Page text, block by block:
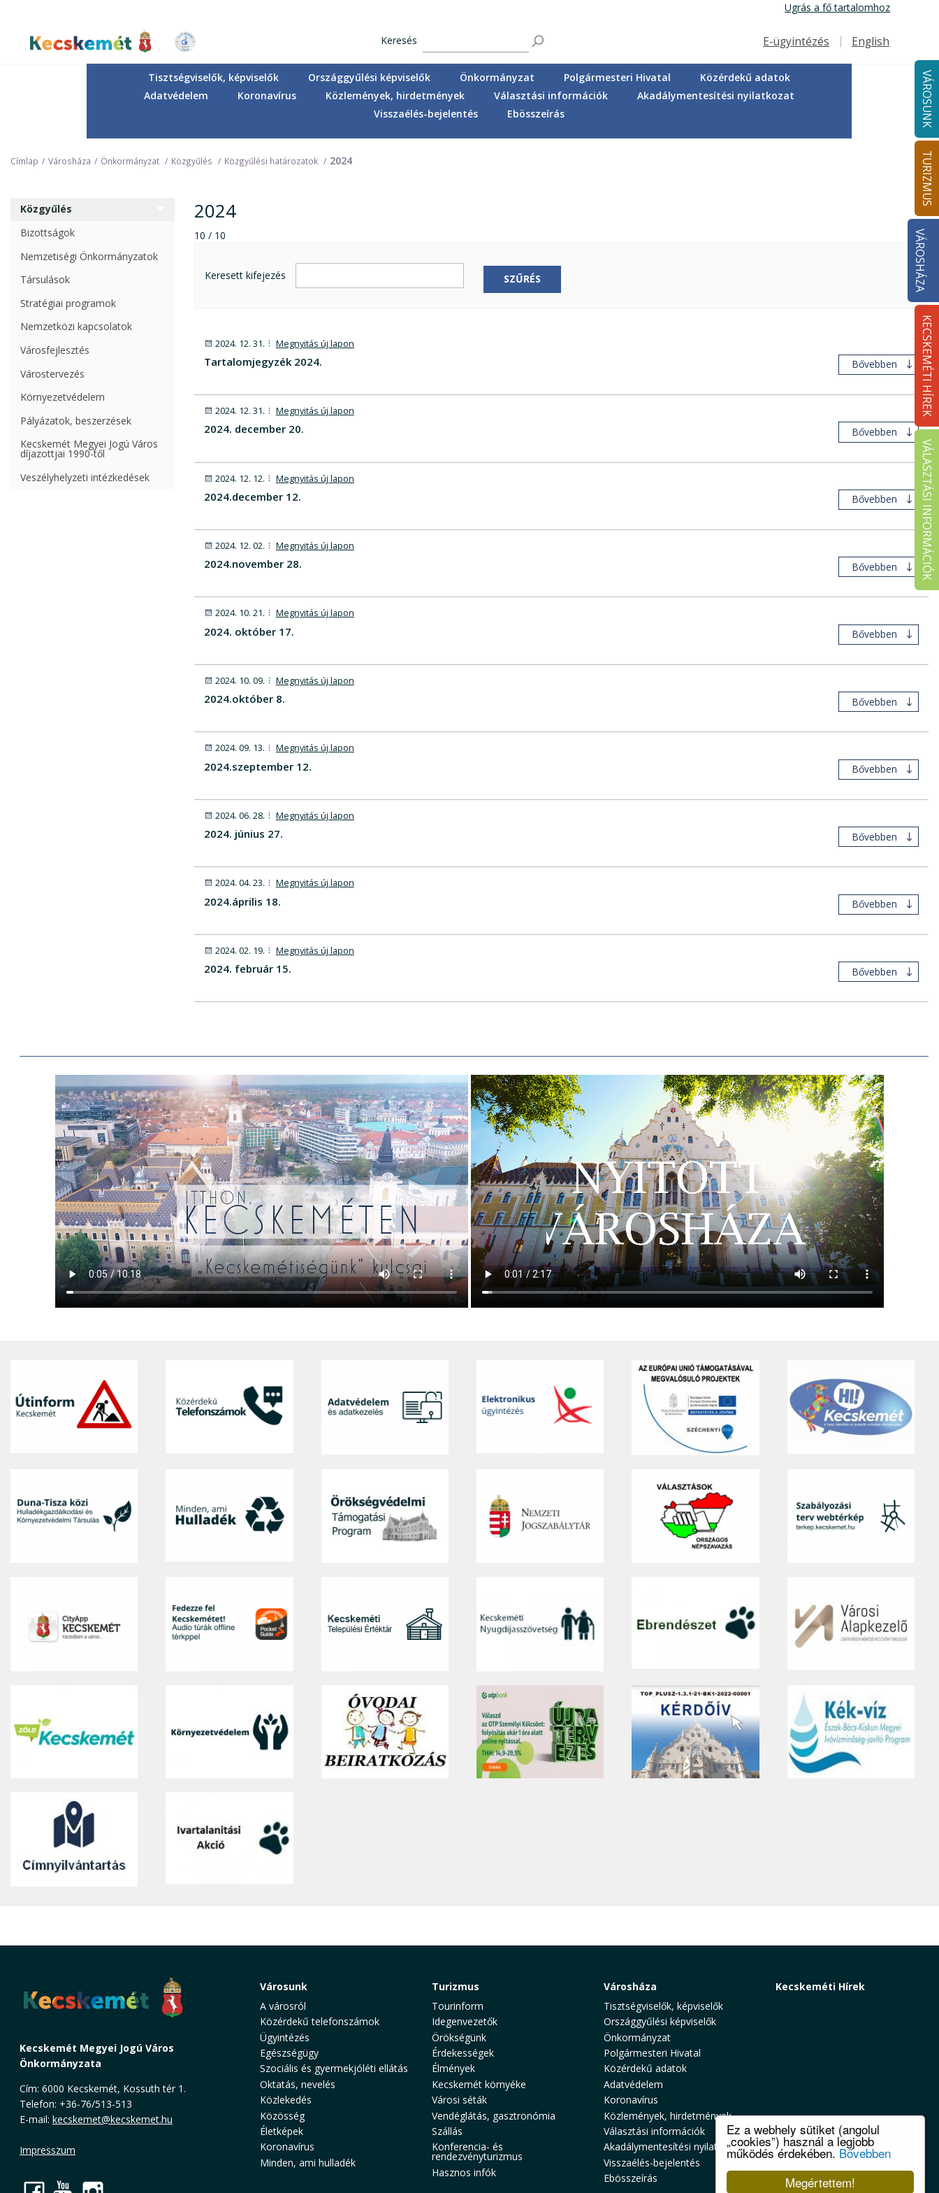
Megértettem!
Ez a webhely sütiket (angolul
„cookies”) használ a legjobb
működés érdekében. Bővebben
tartalomra
Ugrás a fő tartalomhoz
Kecskemét Város Honlapja
Keresés
Felső navigáció
E-ügyintézés English
VÁROSUNK
TURIZMUS
VÁROSHÁZA
KECSKEMÉTI HÍREK
VÁLASZTÁSI INFORMÁCIÓK
Tisztségviselők, képviselők Országgyűlési képviselők Önkormányzat Polgármesteri Hivatal
Közérdekű adatok
Adatvédelem
Koronavírus Közlemények, hirdetmények Választási információk
Akadálymentesítési nyilatkozat
Visszaélés-bejelentés
Ebösszeírás
Címlap Városháza Önkormányzat Közgyűlés Közgyűlési határozatok 2024
Közgyűlés
Bizottságok
Nemzetiségi Önkormányzatok
Társulások
Stratégiai programok
Nemzetközi kapcsolatok
Városfejlesztés
Várostervezés
Környezetvédelem
Pályázatok, beszerzések
Kecskemét Megyei Jogú Város
díjazottjai 1990-től
Veszélyhelyzeti intézkedések
2024
10 / 10
Keresett kifejezés SZŰRÉS
2024. 12. 31. Megnyitás új lapon
Tartalomjegyzék 2024. Bővebben
2024. 12. 31. Megnyitás új lapon
2024. december 20. Bővebben
2024. 12. 12. Megnyitás új lapon
2024.december 12. Bővebben
2024. 12. 02. Megnyitás új lapon
2024.november 28. Bővebben
2024. 10. 21. Megnyitás új lapon
2024. október 17. Bővebben
2024. 10. 09. Megnyitás új lapon
2024.október 8. Bővebben
2024. 09. 13. Megnyitás új lapon
2024.szeptember 12. Bővebben
2024. 06. 28. Megnyitás új lapon
2024. június 27. Bővebben
2024. 04. 23. Megnyitás új lapon
2024.április 18. Bővebben
2024. 02. 19. Megnyitás új lapon
2024. február 15. Bővebben
Kecskemét Megyei Jogú Város
Önkormányzata
Cím: 6000 Kecskemét, Kossuth tér 1.
Telefon: +36-76/513-513
E-mail: kecskemet@kecskemet.hu
Impresszum
Városunk
A városról
Közérdekű telefonszámok
Ügyintézés
Egészségügy
Szociális és gyermekjóléti ellátás
Oktatás, nevelés
Közlekedés
Közösség
Életképek
Koronavírus
Minden, ami hulladék
Turizmus
Tourinform
Idegenvezetők
Örökségünk
Érdekességek
Élmények
Kecskemét környéke
Városi séták
Vendéglátás, gasztronómia
Szállás
Konferencia- és
rendezvényturizmus
Hasznos infók
Városháza
Tisztségviselők, képviselők
Országgyűlési képviselők
Önkormányzat
Polgármesteri Hivatal
Közérdekű adatok
Adatvédelem
Koronavírus
Közlemények, hirdetmények
Választási információk
Akadálymentesítési nyilatkozat
Visszaélés-bejelentés
Ebösszeírás
Kecskeméti Hírek